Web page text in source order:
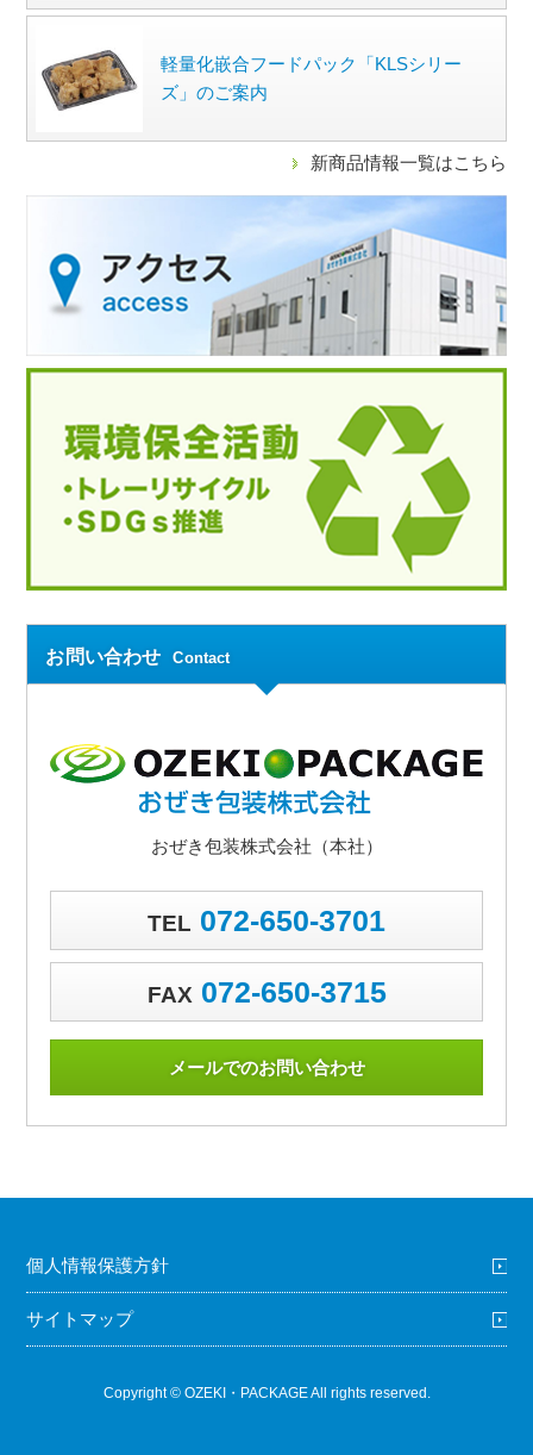
軽量化嵌合フードパック「KLSシリー
ズ」のご案内
新商品情報一覧はこちら
お問い合わせ Contact
おぜき包装株式会社（本社）
TEL 072-650-3701
FAX 072-650-3715
メールでのお問い合わせ
個人情報保護方針
サイトマップ
Copyright © OZEKI・PACKAGE All rights reserved.